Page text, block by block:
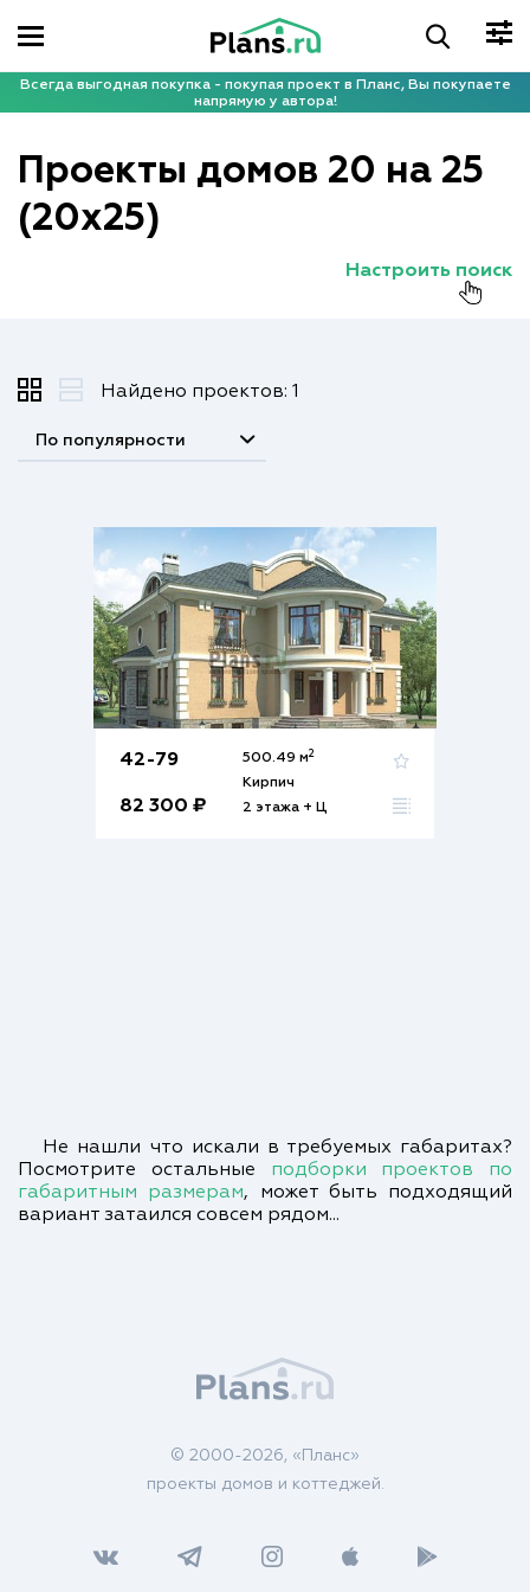
Всегда выгодная покупка - покупая проект в Планс, Вы покупаете
напрямую у автора!
Проекты домов 20 на 25
(20x25)
Настроить поиск
По популярности
Найдено проектов: 1
42-79
82 300 ₽
500.49 м2
Кирпич
2 этажа + Ц
Не нашли что искали в требуемых габаритах?
Посмотрите остальные подборки проектов по
габаритным размерам, может быть подходящий
вариант затаился совсем рядом...
© 2000-2026, «Планс»
проекты домов и коттеджей.